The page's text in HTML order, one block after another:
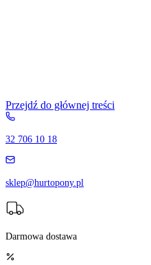
Przejdź do głównej treści
32 706 10 18
sklep@hurtopony.pl
Darmowa dostawa